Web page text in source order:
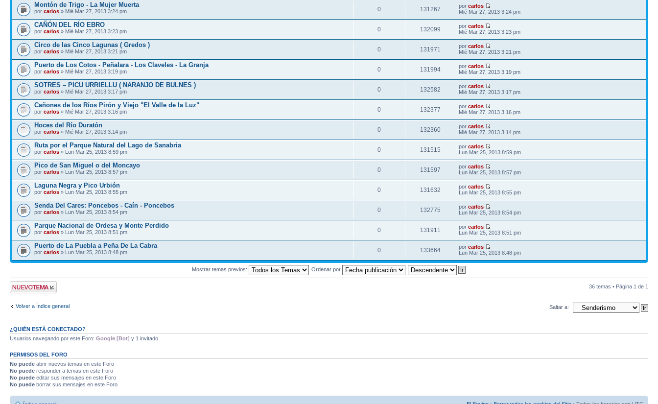
Montón de Trigo - La Mujer Muerta
por carlos » Mié Mar 27, 2013 3:24 pm 0 131267 porcarlos
Mié Mar 27, 2013 3:24 pm
CAÑÓN DEL RÍO EBRO
por carlos » Mié Mar 27, 2013 3:23 pm 0 132099 porcarlos
Mié Mar 27, 2013 3:23 pm
Circo de las Cinco Lagunas ( Gredos )
por carlos » Mié Mar 27, 2013 3:21 pm 0 131971 porcarlos
Mié Mar 27, 2013 3:21 pm
Puerto de Los Cotos - Peñalara - Los Claveles - La Granja
por carlos » Mié Mar 27, 2013 3:19 pm 0 131994 porcarlos
Mié Mar 27, 2013 3:19 pm
SOTRES – PICU URRIELLU ( NARANJO DE BULNES )
por carlos » Mié Mar 27, 2013 3:17 pm 0 132582 porcarlos
Mié Mar 27, 2013 3:17 pm
Cañones de los Ríos Pirón y Viejo "El Valle de la Luz"
por carlos » Mié Mar 27, 2013 3:16 pm 0 132377 porcarlos
Mié Mar 27, 2013 3:16 pm
Hoces del Río Duratón
por carlos » Mié Mar 27, 2013 3:14 pm 0 132360 porcarlos
Mié Mar 27, 2013 3:14 pm
Ruta por el Parque Natural del Lago de Sanabria
por carlos » Lun Mar 25, 2013 8:59 pm 0 131515 porcarlos
Lun Mar 25, 2013 8:59 pm
Pico de San Miguel o del Moncayo
por carlos » Lun Mar 25, 2013 8:57 pm 0 131597 porcarlos
Lun Mar 25, 2013 8:57 pm
Laguna Negra y Pico Urbión
por carlos » Lun Mar 25, 2013 8:55 pm 0 131632 porcarlos
Lun Mar 25, 2013 8:55 pm
Senda Del Cares: Poncebos - Caín - Poncebos
por carlos » Lun Mar 25, 2013 8:54 pm 0 132775 porcarlos
Lun Mar 25, 2013 8:54 pm
Parque Nacional de Ordesa y Monte Perdido
por carlos » Lun Mar 25, 2013 8:51 pm 0 131911 porcarlos
Lun Mar 25, 2013 8:51 pm
Puerto de La Puebla a Peña De La Cabra
por carlos » Lun Mar 25, 2013 8:48 pm 0 133664 porcarlos
Lun Mar 25, 2013 8:48 pm
Mostrar temas previos: Ordenar por
Publicar un nuevo
tema
36 temas • Página 1 de 1
Volver a Índice general Saltar a:
¿QUIÉN ESTÁ CONECTADO?
Usuarios navegando por este Foro: Google [Bot] y 1 invitado
PERMISOS DEL FORO
No puede abrir nuevos temas en este Foro
No puede responder a temas en este Foro
No puede editar sus mensajes en este Foro
No puede borrar sus mensajes en este Foro